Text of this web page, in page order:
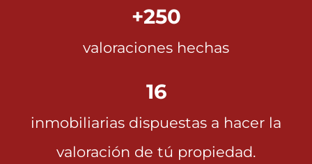
+250
valoraciones hechas
16
inmobiliarias dispuestas a hacer la
valoración de tú propiedad.